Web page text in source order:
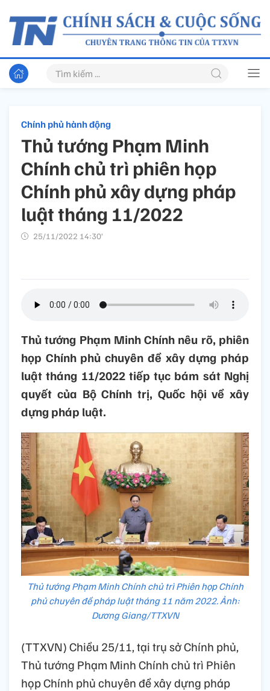
Chính phủ hành động
Thủ tướng Phạm Minh
Chính chủ trì phiên họp
Chính phủ xây dựng pháp
luật tháng 11/2022
25/11/2022 14:30’
Thủ tướng Phạm Minh Chính nêu rõ, phiên
họp Chính phủ chuyên đề xây dựng pháp
luật tháng 11/2022 tiếp tục bám sát Nghị
quyết của Bộ Chính trị, Quốc hội về xây
dựng pháp luật.
Thủ tướng Phạm Minh Chính chủ trì Phiên họp Chính
phủ chuyên đề pháp luật tháng 11 năm 2022. Ảnh:
Dương Giang/TTXVN
(TTXVN) Chiều 25/11, tại trụ sở Chính phủ,
Thủ tướng Phạm Minh Chính chủ trì Phiên
họp Chính phủ chuyên đề xây dựng pháp